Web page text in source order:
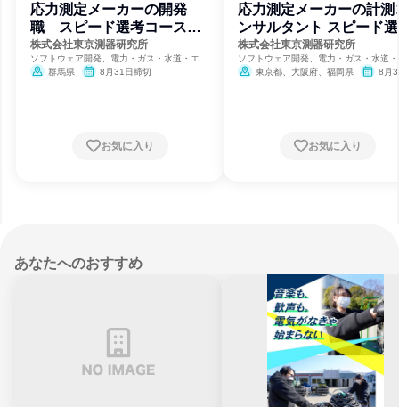
応力測定メーカーの開発
職 スピード選考コース
内定まで2週間
株式会社東京測器研究所
ソフトウェア開発、電力・ガス・水道・エネ
ルギー、航空宇宙・防衛
群馬県 8月31日締切
お気に入り
応力測定メーカーの計測
ンサルタント スピード
コース
株式会社東京測器研究所
ソフトウェア開発、電力・ガス・水道
ルギー、航空宇宙・防衛
東京都、大阪府、福岡県
8月
お気に入り
あなたへのおすすめ